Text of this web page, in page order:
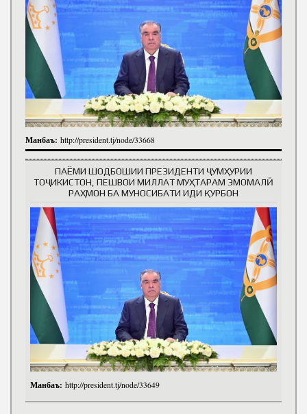
Манбаъ: http://president.tj/node/33668
ПАЁМИ ШОДБОШИИ ПРЕЗИДЕНТИ ҶУМҲУРИИ
ТОҶИКИСТОН, ПЕШВОИ МИЛЛАТ МУҲТАРАМ ЭМОМАЛӢ
РАҲМОН БА МУНОСИБАТИ ИДИ ҚУРБОН
Манбаъ: http://president.tj/node/33649